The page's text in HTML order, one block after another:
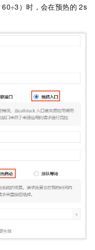
60÷3）时，会在预热的 2s